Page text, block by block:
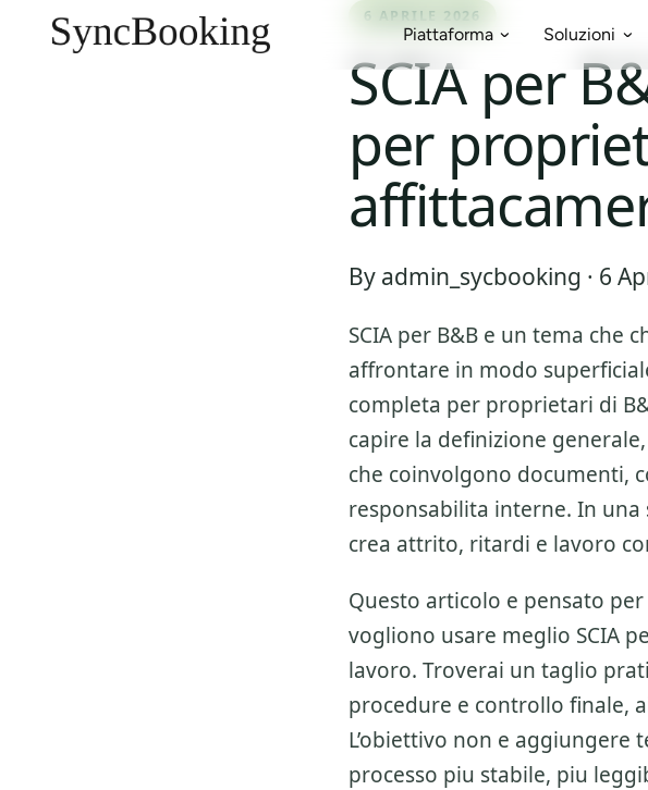
Piattaforma Soluzioni
Multi-Calendario
Inbox Unificata
Affitti Urbani
Affitti Stagionali
Report e Guide
6 APRILE 2026
SCIA per
per
By admin_sycbooking · 6
SCIA per B&B e un tema che
affrontare in modo
completa per proprietari di
capire la definizione
che coinvolgono documenti,
responsabilita interne. In
crea attrito, ritardi e lavoro
Questo articolo e pensato
vogliono usare meglio SCIA
lavoro. Troverai un taglio
procedure e controllo finale,
L’obiettivo non e
processo piu stabile, piu